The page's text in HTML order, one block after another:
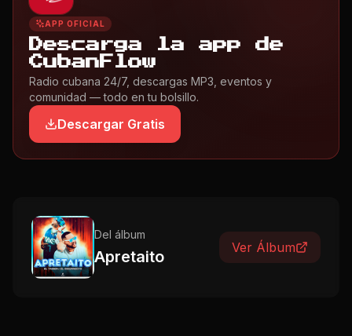
APP OFICIAL
Descarga la app de
CubanFlow
Radio cubana 24/7, descargas MP3, eventos y
comunidad — todo en tu bolsillo.
Descargar Gratis
Del álbum
Apretaito Ver Álbum